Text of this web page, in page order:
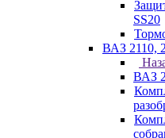
SS20
ВАЗ 2110,
ВАЗ